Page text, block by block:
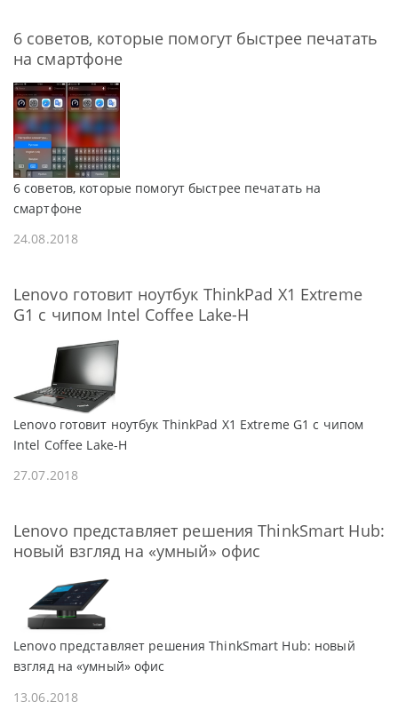
6 советов, которые помогут быстрее печатать
на смартфоне
6 советов, которые помогут быстрее печатать на
смартфоне
24.08.2018
Lenovo готовит ноутбук ThinkPad X1 Extreme
G1 с чипом Intel Coffee Lake-H
Lenovo готовит ноутбук ThinkPad X1 Extreme G1 с чипом
Intel Coffee Lake-H
27.07.2018
Lenovo представляет решения ThinkSmart Hub:
новый взгляд на «умный» офис
Lenovo представляет решения ThinkSmart Hub: новый
взгляд на «умный» офис
13.06.2018